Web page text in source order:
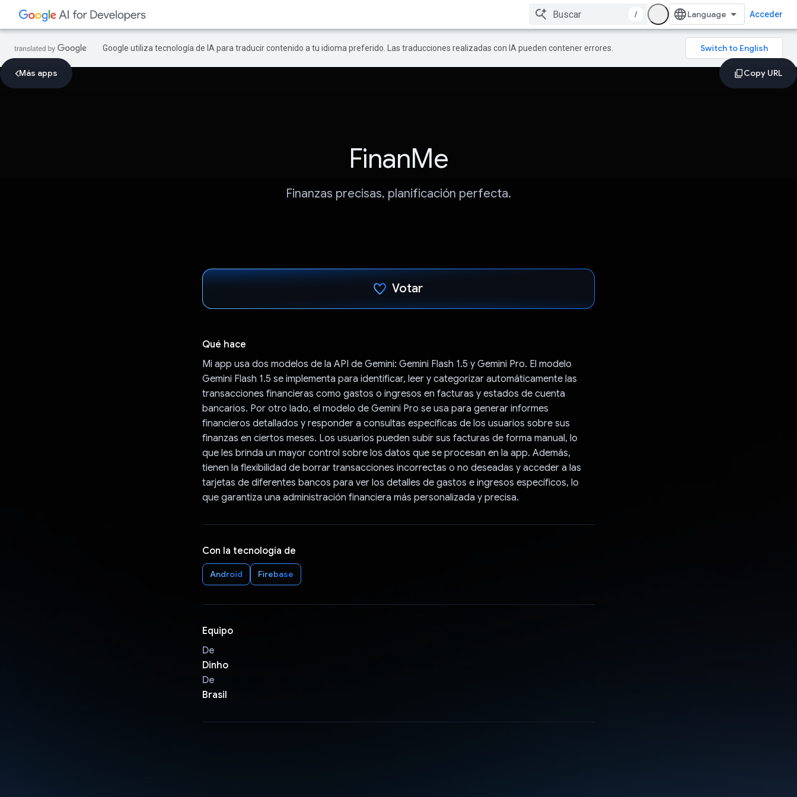
/ Acceder
Google utiliza tecnología de IA para traducir contenido a tu idioma preferido. Las traducciones realizadas con IA pueden contener errores.
Más apps
FinanMe
Finanzas precisas, planificación perfecta.
Votar
Qué hace
Mi app usa dos modelos de la API de Gemini: Gemini Flash 1.5 y Gemini Pro. El modelo
Gemini Flash 1.5 se implementa para identificar, leer y categorizar automáticamente las
transacciones financieras como gastos o ingresos en facturas y estados de cuenta
bancarios. Por otro lado, el modelo de Gemini Pro se usa para generar informes
financieros detallados y responder a consultas específicas de los usuarios sobre sus
finanzas en ciertos meses. Los usuarios pueden subir sus facturas de forma manual, lo
que les brinda un mayor control sobre los datos que se procesan en la app. Además,
tienen la flexibilidad de borrar transacciones incorrectas o no deseadas y acceder a las
tarjetas de diferentes bancos para ver los detalles de gastos e ingresos específicos, lo
que garantiza una administración financiera más personalizada y precisa.
Con la tecnología de
Android Firebase
Equipo
De
Dinho
De
Brasil